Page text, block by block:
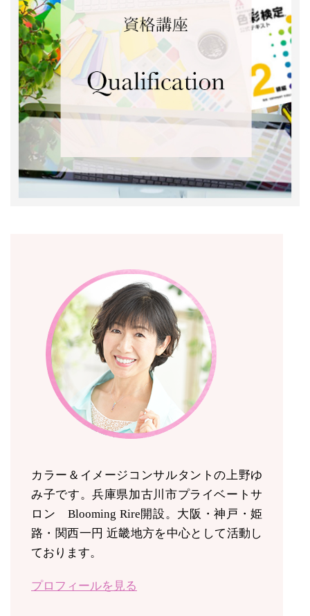
カラー＆イメージコンサルタントの上野ゆ
み子です。兵庫県加古川市プライベートサ
ロン Blooming Rire開設。 大阪・神戸・姫
路・関西一円 近畿地方を中心として活動し
ております。
プロフィールを見る